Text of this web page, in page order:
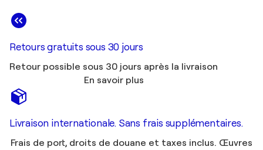
Retours gratuits sous 30 jours
Retour possible sous 30 jours après la livraison
En savoir plus
Livraison internationale. Sans frais supplémentaires.
Frais de port, droits de douane et taxes inclus. Œuvres